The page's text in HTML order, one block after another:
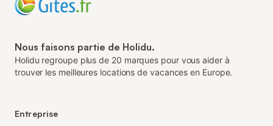
Nous faisons partie de Holidu.
Holidu regroupe plus de 20 marques pour vous aider à
trouver les meilleures locations de vacances en Europe.
Entreprise